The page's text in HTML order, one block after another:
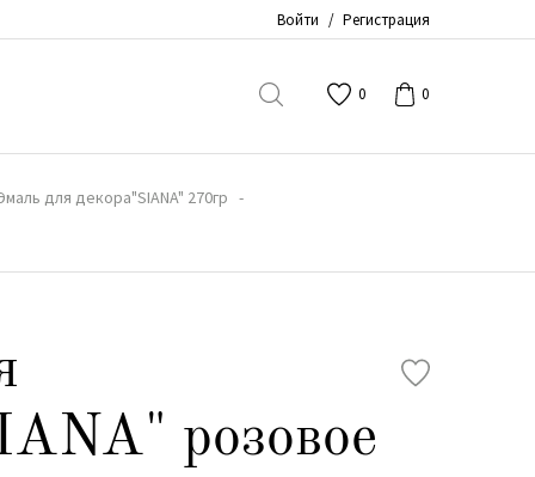
Войти / Регистрация
0 0
для декора"SIANA" 270гр
розовое